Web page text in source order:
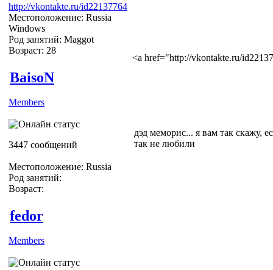
http://vkontakte.ru/id22137764
Местоположение: Russia
Windows
Род занятий: Maggot
Возраст: 28
<a href="http://vkontakte.ru/
BaisoN
Members
3447 сообщений
Местоположение: Russia
Род занятий:
Возраст:
дэд меморис... я вам так скажу,
так не любили
fedor
Members